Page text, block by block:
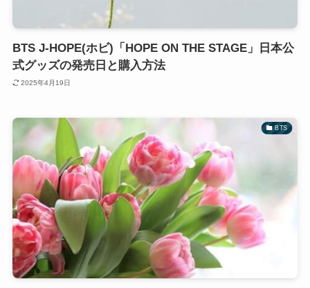
BTS J-HOPE(ホビ)「HOPE ON THE STAGE」日本公
式グッズの発売日と購入方法
2025年4月19日
BTS